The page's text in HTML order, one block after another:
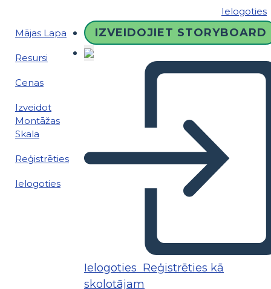
Ielogoties
Mājas Lapa
Resursi
Cenas
Izveidot
Montāžas
Skala
Reģistrēties
Ielogoties
IZVEIDOJIET STORYBOARD
Ielogoties Reģistrēties kā
skolotājam